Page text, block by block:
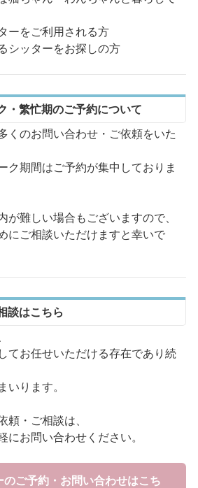
ーをご利用される方
シッターをお探しの方
・繁忙期のご予約について
くのお問い合わせ・ご依頼をいた
ク期間はご予約が集中しておりま
が難しい場合もございますので、
にご相談いただけますと幸いで
談はこちら
てお任せいただける存在であり続
いります。
頼・ご相談は、
にお問い合わせください。
ご予約・お問い合わせはこち